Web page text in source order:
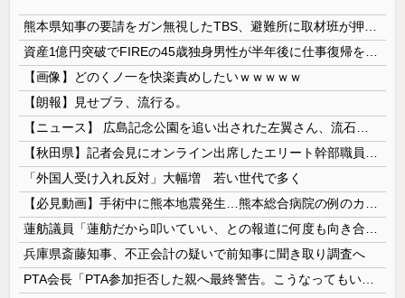
【画像】どのくノ一を快楽責めしたいｗｗｗｗｗ
【朗報】見せブラ、流行る。
「外国人受け入れ反対」大幅増 若い世代で多く
兵庫県斎藤知事、不正会計の疑いで前知事に聞き取り調査へ